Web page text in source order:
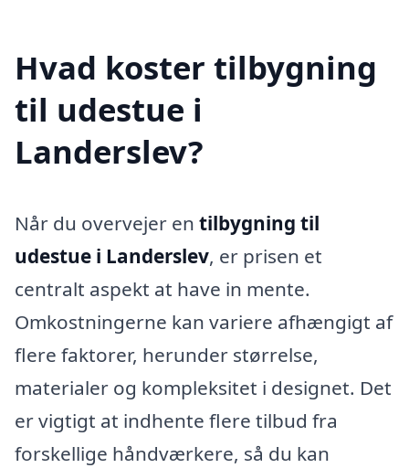
Hvad koster tilbygning
til udestue i
Landerslev?
Når du overvejer en tilbygning til
udestue i Landerslev, er prisen et
centralt aspekt at have in mente.
Omkostningerne kan variere afhængigt af
flere faktorer, herunder størrelse,
materialer og kompleksitet i designet. Det
er vigtigt at indhente flere tilbud fra
forskellige håndværkere, så du kan